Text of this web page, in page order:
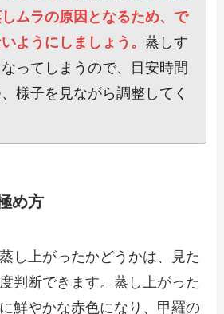
ムラの原因となるため、で
ようにしましょう。蒸しす
ってしまうので、目安時間
様子を見ながら調整してく
め方
し上がったかどうかは、見た
判断できます。蒸し上がった
鮮やかな赤色になり、甲羅の